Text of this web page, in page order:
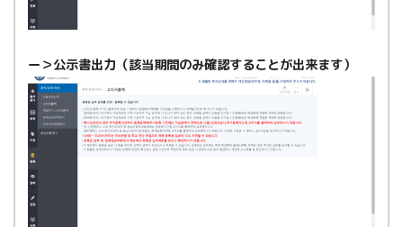
ー＞公示書出力（該当期間のみ確認することが出来ます）